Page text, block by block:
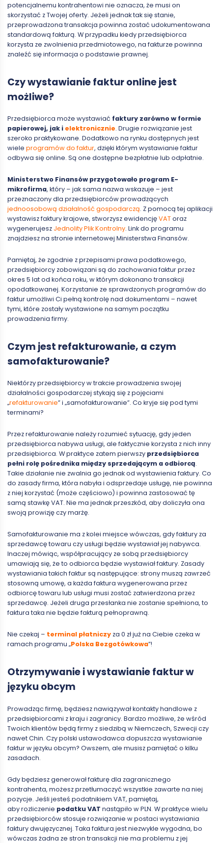
potencjalnemu kontrahentowi nie oznacza, że musi on
skorzystać z Twojej oferty. Jeżeli jednak tak się stanie,
przeprowadzona transakcja powinna zostać udokumentowana
standardową fakturą. W przypadku kiedy przedsiębiorca
korzysta ze zwolnienia przedmiotowego, na fakturze powinna
znaleźć się informacja o podstawie prawnej.
Czy wystawianie faktur online jest
możliwe?
Przedsiębiorca może wystawiać faktury zarówno w formie
papierowej, jak i elektronicznie. Drugie rozwiązanie jest
szeroko praktykowane. Dodatkowo na rynku dostępnych jest
wiele programów do faktur, dzięki którym wystawianie faktur
odbywa się online. Są one dostępne bezpłatnie lub odpłatnie.
Ministerstwo Finansów przygotowało program E-
mikrofirma, który – jak sama nazwa wskazuje – jest
przeznaczony dla przedsiębiorców prowadzących
jednoosobową działalność gospodarczą. Z pomocą tej aplikacji
wystawisz faktury krajowe, stworzysz ewidencjęVAToraz
wygenerujesz Jednolity Plik Kontrolny. Link do programu
znajdziesz na stronie internetowej Ministerstwa Finansów.
Pamiętaj, że zgodnie z przepisami prawa podatkowego,
przedsiębiorcy zobowiązani są do zachowania faktur przez
okres 5 lat od końca roku, w którym dokonano transakcji
opodatkowanej. Korzystanie ze sprawdzonych programów do
faktur umożliwi Ci pełną kontrolę nad dokumentami – nawet
tymi, które zostały wystawione na samym początku
prowadzenia firmy.
Czym jest refakturowanie, a czym
samofakturowanie?
Niektórzy przedsiębiorcy w trakcie prowadzenia swojej
działalności gospodarczej stykają się z pojęciami
„refakturowanie” i „samofakturowanie”. Co kryje się pod tymi
terminami?
Przez refakturowanie należy rozumieć sytuację, gdy jeden
przedsiębiorca nabywa usługi, ale faktycznie korzysta z nich inny
przedsiębiorca. W praktyce zatem pierwszy przedsiębiorca
pełni rolę pośrednika między sprzedającym a odbiorcą.
Takie działanie nie zwalnia go jednak od wystawienia faktury. Co
do zasady firma, która nabyła i odsprzedaje usługę, nie powinna
z niej korzystać (może częściowo) i powinna zastosować tę
samą stawkę VAT. Nie ma jednak przeszkód, aby doliczyła ona
swoją prowizję czy marżę.
Samofakturowanie ma z kolei miejsce wówczas, gdy faktury za
sprzedawcę towaru czy usługi będzie wystawiał jej nabywca.
Inaczej mówiąc, współpracujący ze sobą przedsiębiorcy
umawiają się, że to odbiorca będzie wystawiał faktury. Zasady
wystawiania takich faktur są następujące: strony muszą zawrzeć
stosowną umowę, a każda faktura wygenerowana przez
odbiorcę towaru lub usługi musi zostać zatwierdzona przez
sprzedawcę. Jeżeli druga przesłanka nie zostanie spełniona, to
faktura taka nie będzie fakturą pełnoprawną.
Nie czekaj – terminal płatniczy za 0 zł już na Ciebie czeka w
ramach programu „Polska Bezgotówkowa”!
Otrzymywanie i wystawianie faktur w
języku obcym
Prowadząc firmę, będziesz nawiązywał kontakty handlowe z
przedsiębiorcami z kraju i zagranicy. Bardzo możliwe, że wśród
Twoich klientów będą firmy z siedzibą w Niemczech, Szwecji czy
nawet Chin. Czy polski ustawodawca dopuszcza wystawianie
faktur w języku obcym? Owszem, ale musisz pamiętać o kilku
zasadach.
Gdy będziesz generował fakturę dla zagranicznego
kontrahenta, możesz przetłumaczyć wszystkie zawarte na niej
pozycje. Jeśli jesteś podatnikiem VAT, pamiętaj,
aby rozliczenie podatku VAT nastąpiło w PLN. W praktyce wielu
przedsiębiorców stosuje rozwiązanie w postaci wystawiania
faktury dwujęzycznej. Taka faktura jest niezwykle wygodna, bo
wówczas żadna ze stron transakcji nie ma problemu z jej